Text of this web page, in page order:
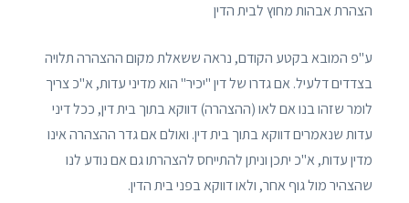
הצהרת אבהות מחוץ לבית הדין
ע"פ המובא בקטע הקודם, נראה ששאלת מקום ההצהרה תלויה
בצדדים דלעיל. אם גדרו של דין "יכיר" הוא מדיני עדות, א"כ צריך
לומר שזהו בנו אם לאו (ההצהרה) דווקא בתוך בית דין, ככל דיני
עדות שנאמרים דווקא בתוך בית דין. ואולם אם גדר ההצהרה אינו
מדין עדות, א"כ יתכן וניתן להתייחס להצהרתו גם אם נודע לנו
שהצהיר מול גוף אחר, ולאו דווקא בפני בית הדין.